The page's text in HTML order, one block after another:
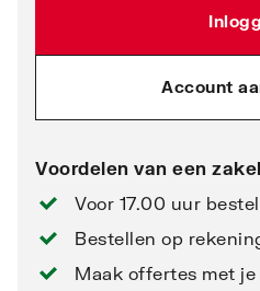
Account
Voordelen van een
Voor 17.00 uur
Bestellen op
Maak offertes met je